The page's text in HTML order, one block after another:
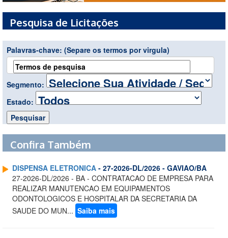
Pesquisa de Licitações
Palavras-chave: (Separe os termos por virgula)
Segmento:
Estado:
Confira Também
DISPENSA ELETRONICA - 27-2026-DL/2026 - GAVIAO/BA
27-2026-DL/2026 - BA - CONTRATACAO DE EMPRESA PARA
REALIZAR MANUTENCAO EM EQUIPAMENTOS
ODONTOLOGICOS E HOSPITALAR DA SECRETARIA DA
SAUDE DO MUN... Saiba mais